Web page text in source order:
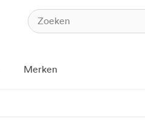
Merken